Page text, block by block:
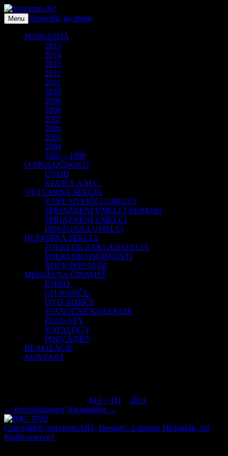
Spectrum-Art
O spoločnosti Spectrum Art
Menu Preskočiť na obsah
PODUJATIA
2015
2014
2013
2012
2011
2010
2009
2008
2007
2006
2005
2004
2002 – 1999
O SPOLOČNOSTI
ÚVOD
KLUB S.A.M.C.
VÝTVARNÁ SEKCIA
ZAKLADAJÚCI UMELCI
SPRIAZNENÍ UMELCI SENIORI
SPRIAZNENÍ UMELCI
HOSŤUJÚCI UMELCI
HUDOBNÁ SEKCIA
FOLKLÓR ZAKLADATELIA
FOLKLÓR OSOBNOSTI
ROCK/POP/JAZZ
MEDIÁLNA ČINNOSŤ
KNIHY
CD NOSIČE
DVD NOSIČE
VIANOČNÉ KOLEKCIE
PLAGÁTY
KATALÓGY
POZVÁNKY
REALIZÁCIE
KONTAKT
616 × 411 2013
← Predchádzajúce Nasledujúce →
Copyright®: Spectrum ART, Design©: Lubomir Michalčák. All
Rights reserved